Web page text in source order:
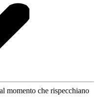
momento che rispecchiano